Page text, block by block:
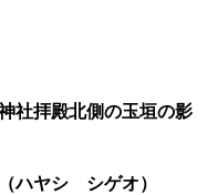
社拝殿北側の玉垣の影
ハヤシ シゲオ）